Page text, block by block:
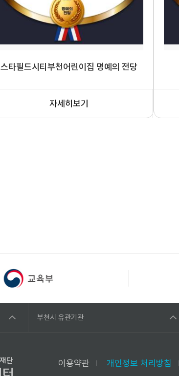
스타필드시티부천어린이집 명예의 전당
자세히보기
부천시 유관기관
이용약관 개인정보 처리방침